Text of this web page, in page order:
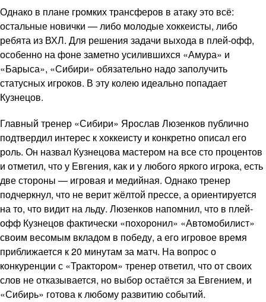
Однако в плане громких трансферов в атаку это всё:
остальные новички — либо молодые хоккеисты, либо
ребята из ВХЛ. Для решения задачи выхода в плей-офф,
особенно на фоне заметно усилившихся «Амура» и
«Барыса», «Сибири» обязательно надо заполучить
статусных игроков. В эту колею идеально попадает
Кузнецов.
Главный тренер «Сибири» Ярослав Люзенков публично
подтвердил интерес к хоккеисту и конкретно описал его
роль. Он назвал Кузнецова мастером на все сто процентов
и отметил, что у Евгения, как и у любого яркого игрока, есть
две стороны — игровая и медийная. Однако тренер
подчеркнул, что не верит жёлтой прессе, а ориентируется
на то, что видит на льду. Люзенков напомнил, что в плей-
офф Кузнецов фактически «похоронил» «Автомобилист»
своим весомым вкладом в победу, а его игровое время
приближается к 20 минутам за матч. На вопрос о
конкуренции с «Трактором» тренер ответил, что от своих
слов не отказывается, но выбор остаётся за Евгением, и
«Сибирь» готова к любому развитию событий.